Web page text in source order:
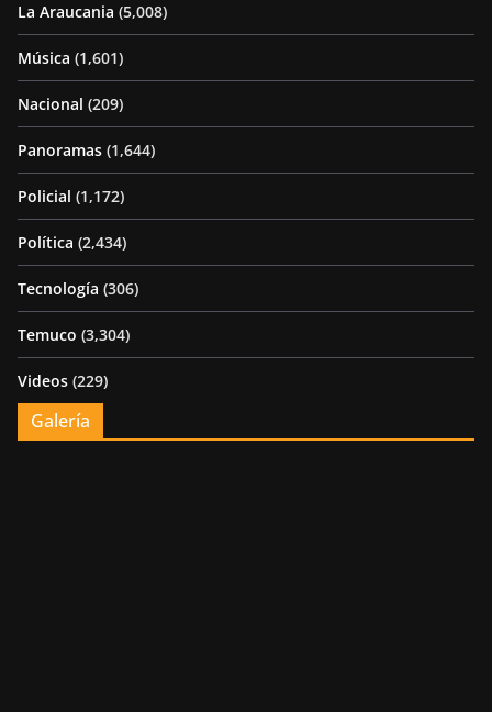
La Araucania (5,008)
Música (1,601)
Nacional (209)
Panoramas (1,644)
Policial (1,172)
Política (2,434)
Tecnología (306)
Temuco (3,304)
Videos (229)
Galería